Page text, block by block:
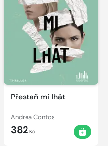
Přestaň mi lhát
Andrea Contos
382 Kč